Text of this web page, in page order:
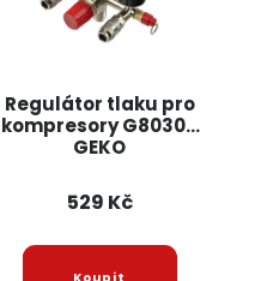
Regulátor tlaku pro
kompresory G80306
GEKO
529 Kč